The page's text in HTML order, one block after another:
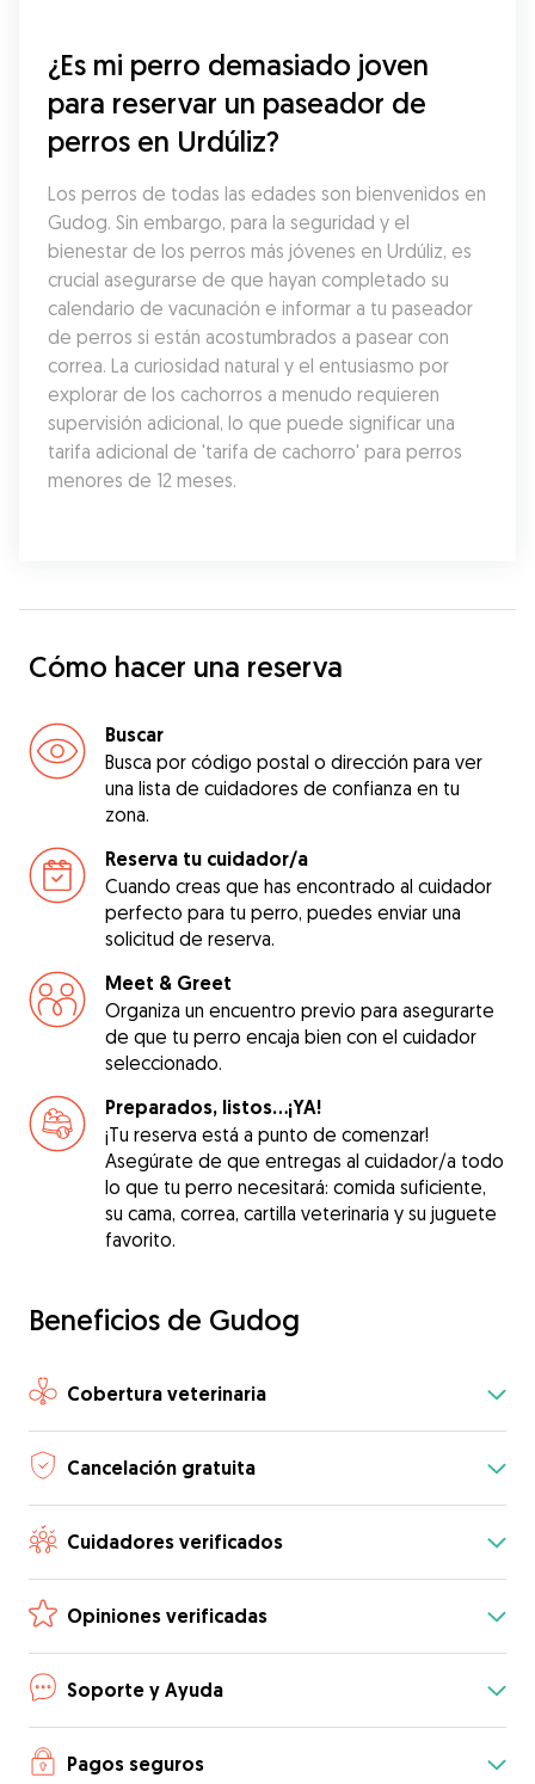
¿Es mi perro demasiado joven
para reservar un paseador de
perros en Urdúliz?
Los perros de todas las edades son bienvenidos en
Gudog. Sin embargo, para la seguridad y el
bienestar de los perros más jóvenes en Urdúliz, es
crucial asegurarse de que hayan completado su
calendario de vacunación e informar a tu paseador
de perros si están acostumbrados a pasear con
correa. La curiosidad natural y el entusiasmo por
explorar de los cachorros a menudo requieren
supervisión adicional, lo que puede significar una
tarifa adicional de 'tarifa de cachorro' para perros
menores de 12 meses.
Cómo hacer una reserva
Buscar
Busca por código postal o dirección para ver
una lista de cuidadores de confianza en tu
zona.
Reserva tu cuidador/a
Cuando creas que has encontrado al cuidador
perfecto para tu perro, puedes enviar una
solicitud de reserva.
Meet & Greet
Organiza un encuentro previo para asegurarte
de que tu perro encaja bien con el cuidador
seleccionado.
Preparados, listos...¡YA!
¡Tu reserva está a punto de comenzar!
Asegúrate de que entregas al cuidador/a todo
lo que tu perro necesitará: comida suficiente,
su cama, correa, cartilla veterinaria y su juguete
favorito.
Beneficios de Gudog
Cobertura veterinaria
Cancelación gratuita
Cuidadores verificados
Opiniones verificadas
Soporte y Ayuda
Pagos seguros